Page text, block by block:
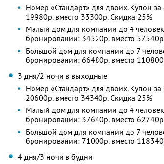
Номер «Стандарт» для двоих. Купон
19980р. вместо 33300р. Скидка 25%
Малый дом для компании до 4
бронировании: 34520р. вместо
Большой дом для компании до 7
бронировании: 66480р. вместо
3 дня/2 ночи в выходные
Номер «Стандарт» для двоих. Купон
20600р. вместо 34340р. Скидка 25%
Малый дом для компании до 4
бронировании: 37640р. вместо
Большой дом для компании до 7
бронировании: 71000р. вместо
4 дня/3 ночи в будни